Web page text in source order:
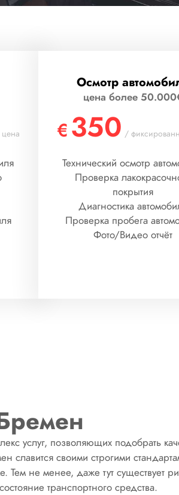
Осмотр
цена более
€350 /
Технический осмотр
Проверка
покрытия
Диагностика
Проверка пробега
Фото/Видео отчёт
услуг, позволяющих подобрать
славится своими строгими
не менее, даже тут существует
транспортного средства.